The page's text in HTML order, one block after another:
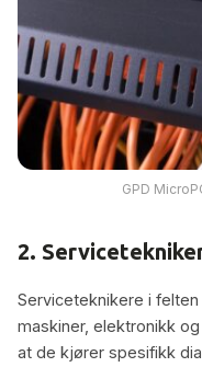
GPD
2.
Serviceteknikere i
maskiner, elektronikk
at de kjører spesifikk